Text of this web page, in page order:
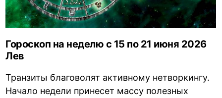
Гороскоп на неделю с 15 по 21 июня 2026
Лев
Транзиты благоволят активному нетворкингу.
Начало недели принесет массу полезных